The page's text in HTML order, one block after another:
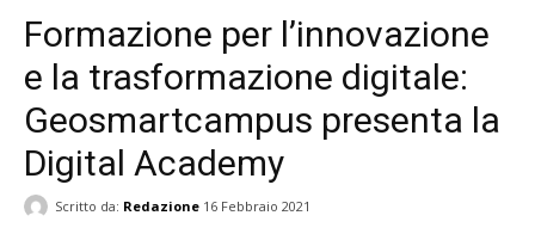
Formazione per l’innovazione
e la trasformazione digitale:
Geosmartcampus presenta la
Digital Academy
Scritto da: Redazione 16 Febbraio 2021